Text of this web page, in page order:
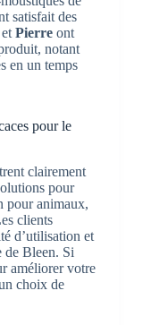
satisfait des
et Pierre ont
notant
en un temps
pour le
clairement
pour
pour animaux,
clients
d’utilisation et
de Bleen. Si
améliorer votre
choix de